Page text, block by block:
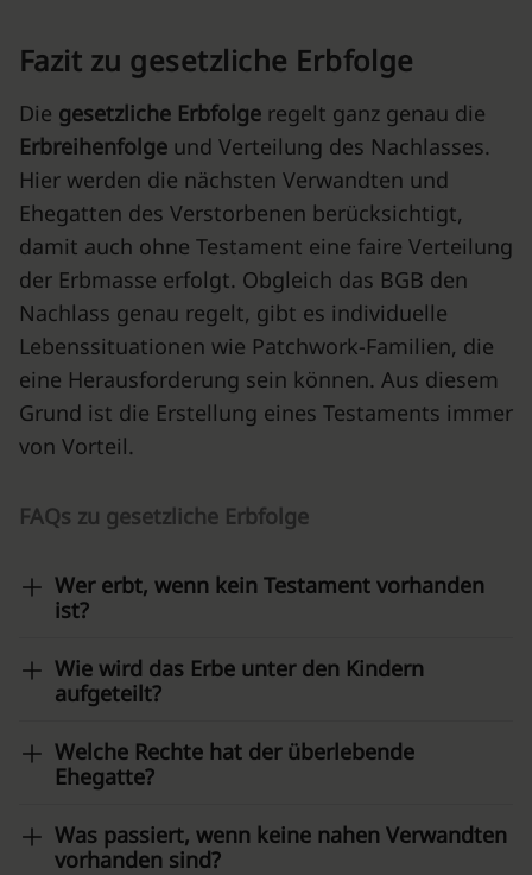
Fazit zu gesetzliche Erbfolge
Die gesetzliche Erbfolge regelt ganz genau die
Erbreihenfolge und Verteilung des Nachlasses.
Hier werden die nächsten Verwandten und
Ehegatten des Verstorbenen berücksichtigt,
damit auch ohne Testament eine faire Verteilung
der Erbmasse erfolgt. Obgleich das BGB den
Nachlass genau regelt, gibt es individuelle
Lebenssituationen wie Patchwork-Familien, die
eine Herausforderung sein können. Aus diesem
Grund ist die Erstellung eines Testaments immer
von Vorteil.
FAQs zu gesetzliche Erbfolge
Wer erbt, wenn kein Testament vorhanden
ist?
Wie wird das Erbe unter den Kindern
aufgeteilt?
Welche Rechte hat der überlebende
Ehegatte?
Was passiert, wenn keine nahen Verwandten
vorhanden sind?